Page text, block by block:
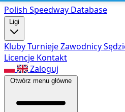
Polish Speedway Database
Ligi
KlubyTurniejeZawodnicy
Licencje Kontakt
Zaloguj
Otwórz menu główne